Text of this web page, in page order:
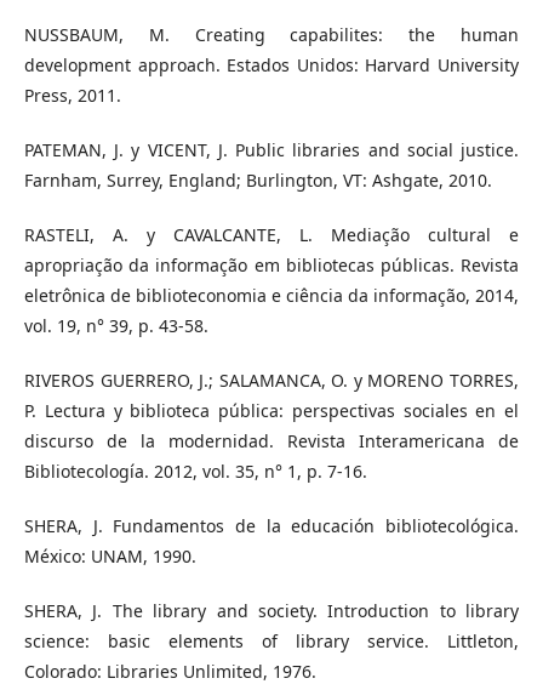
NUSSBAUM, M. Creating capabilites: the human
development approach. Estados Unidos: Harvard University
Press, 2011.
PATEMAN, J. y VICENT, J. Public libraries and social justice.
Farnham, Surrey, England; Burlington, VT: Ashgate, 2010.
RASTELI, A. y CAVALCANTE, L. Mediação cultural e
apropriação da informação em bibliotecas públicas. Revista
eletrônica de biblioteconomia e ciência da informação, 2014,
vol. 19, n° 39, p. 43-58.
RIVEROS GUERRERO, J.; SALAMANCA, O. y MORENO TORRES,
P. Lectura y biblioteca pública: perspectivas sociales en el
discurso de la modernidad. Revista Interamericana de
Bibliotecología. 2012, vol. 35, n° 1, p. 7-16.
SHERA, J. Fundamentos de la educación bibliotecológica.
México: UNAM, 1990.
SHERA, J. The library and society. Introduction to library
science: basic elements of library service. Littleton,
Colorado: Libraries Unlimited, 1976.